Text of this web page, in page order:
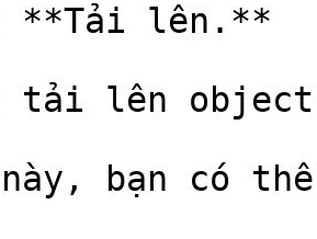
**Tải lên.**
tải lên
bạn có